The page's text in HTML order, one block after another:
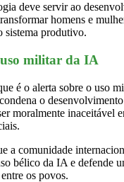
deve servir ao
homens e
sistema produtivo.
militar da IA
é o alerta sobre o uso
o desenvolvimento
moralmente inaceitável
a comunidade
bélico da IA e defende
os povos.